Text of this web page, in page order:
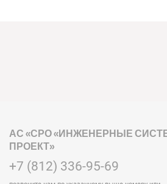
АС «СРО «ИНЖЕНЕРНЫЕ
ПРОЕКТ»
+7 (812) 336-95-69